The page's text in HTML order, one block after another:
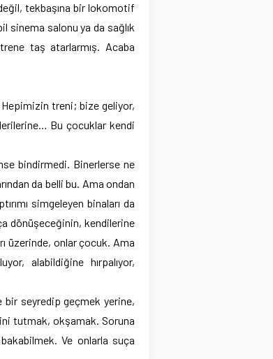
tekbaşına bir lokomotif
sinema salonu ya da sağlık
taş atarlarmış. Acaba
Hepimizin treni; bize geliyor,
Bu çocuklar kendi
bindirmedi. Binerlerse ne
da belli bu. Ama ondan
simgeleyen binaları da
dönüşeceğinin, kendilerine
üzerinde, onlar çocuk. Ama
alabildiğine hırpalıyor,
bir seyredip geçmek yerine,
tutmak, okşamak. Soruna
Ve onlarla suça